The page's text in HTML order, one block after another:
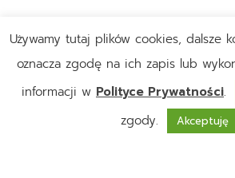
Używamy tutaj plików cookies, dalsze
oznacza zgodę na ich zapis lub
informacji w Polityce Prywatności.
zgody.
Akceptuję